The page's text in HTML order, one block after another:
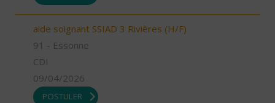
aide soignant SSIAD 3 Rivières (H/F)
91 - Essonne
CDI
09/04/2026
POSTULER